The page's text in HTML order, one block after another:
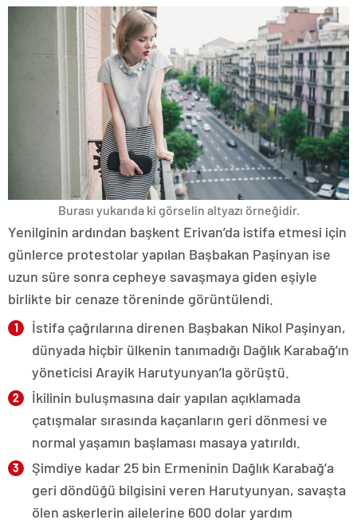
Burası yukarıda ki görselin altyazı örneğidir.
Yenilginin ardından başkent Erivan’da istifa etmesi için
günlerce protestolar yapılan Başbakan Paşinyan ise
uzun süre sonra cepheye savaşmaya giden eşiyle
birlikte bir cenaze töreninde görüntülendi.
İstifa çağrılarına direnen Başbakan Nikol Paşinyan,
dünyada hiçbir ülkenin tanımadığı Dağlık Karabağ’ın
yöneticisi Arayik Harutyunyan’la görüştü.
İkilinin buluşmasına dair yapılan açıklamada
çatışmalar sırasında kaçanların geri dönmesi ve
normal yaşamın başlaması masaya yatırıldı.
Şimdiye kadar 25 bin Ermeninin Dağlık Karabağ’a
geri döndüğü bilgisini veren Harutyunyan, savaşta
ölen askerlerin ailelerine 600 dolar yardım